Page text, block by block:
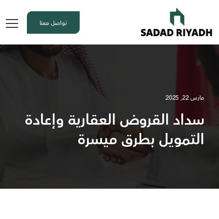
تواصل معنا
مارس 22, 2025
سداد القروض العقارية وإعادة
التمويل بطرق ميسرة